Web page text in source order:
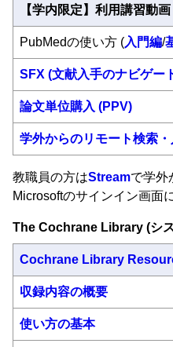
【学内限定】利用講習動画
PubMedの使い方 (入門編/
SFX (文献入手のナビゲー
論文単位購入 (PPV)
学外からのリモート検索
教職員の方はStreamで学外
Microsoftのサインイン画面
The Cochrane Library (シ
Cochrane Library
収録内容の概要
使い方の基本